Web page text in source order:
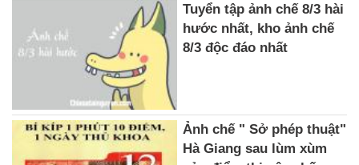
Tuyển tập ảnh chế 8/3 hài
hước nhất, kho ảnh chế
8/3 độc đáo nhất
Ảnh chế " Sở phép thuật"
Hà Giang sau lùm xùm